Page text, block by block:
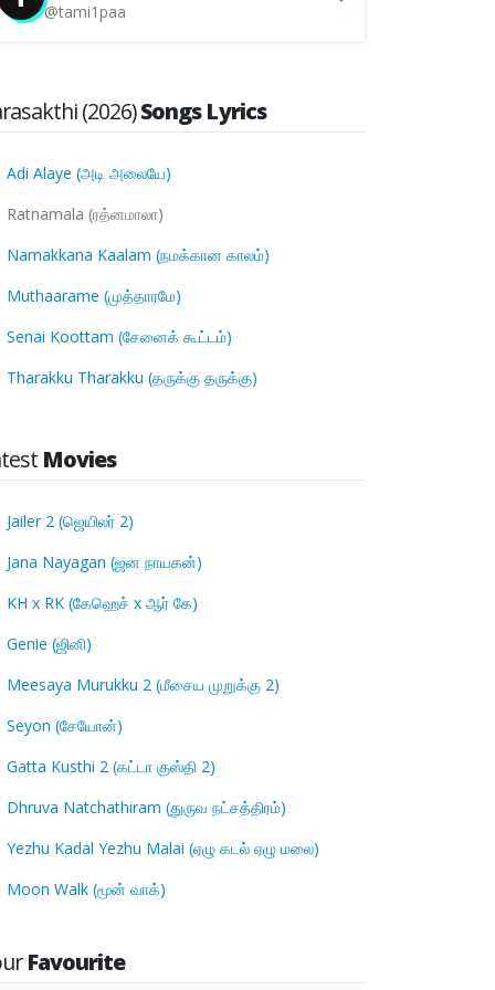
@tami1paa
(2026)Songs Lyrics
Adi Alaye (அடி அலையே)
Ratnamala (ரத்னமாலா)
Namakkana Kaalam (நமக்கான காலம்)
Muthaarame (முத்தாரமே)
Senai Koottam (சேனைக் கூட்டம்)
Tharakku Tharakku (தருக்கு தருக்கு)
Movies
Jailer 2 (ஜெயிலர் 2)
Jana Nayagan (ஜன நாயகன்)
KH x RK (கேஹெச் x ஆர் கே)
Genie (ஜினி)
Meesaya Murukku 2 (மீசைய முறுக்கு 2)
Seyon (சேயோன்)
Gatta Kusthi 2 (கட்டா குஸ்தி 2)
Dhruva Natchathiram (துருவ நட்சத்திரம்)
Yezhu Kadal Yezhu Malai (ஏழு கடல் ஏழு மலை)
Moon Walk (மூன் வாக்)
Favourite